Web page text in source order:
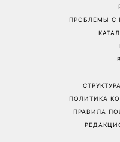
е-mail:
Телефон:
ПРОБЛЕМЫ С